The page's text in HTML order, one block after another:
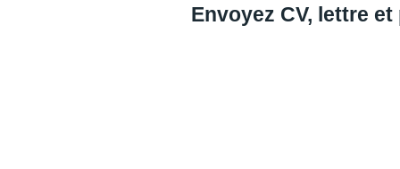
Envoyez CV, lettre